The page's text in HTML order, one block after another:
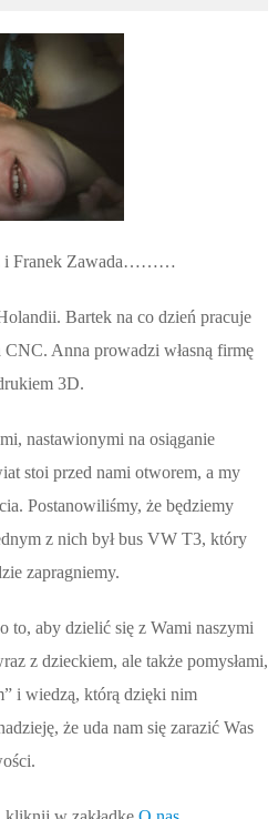
i Franek Zawada………
Bartek na co dzień pracuje
Anna prowadzi własną firmę
3D.
nastawionymi na osiąganie
stoi przed nami otworem, a my
Postanowiliśmy, że będziemy
z nich był bus VW T3, który
zapragniemy.
to, aby dzielić się z Wami naszymi
z dzieckiem, ale także pomysłami,
i wiedzą, którą dzięki nim
że uda nam się zarazić Was